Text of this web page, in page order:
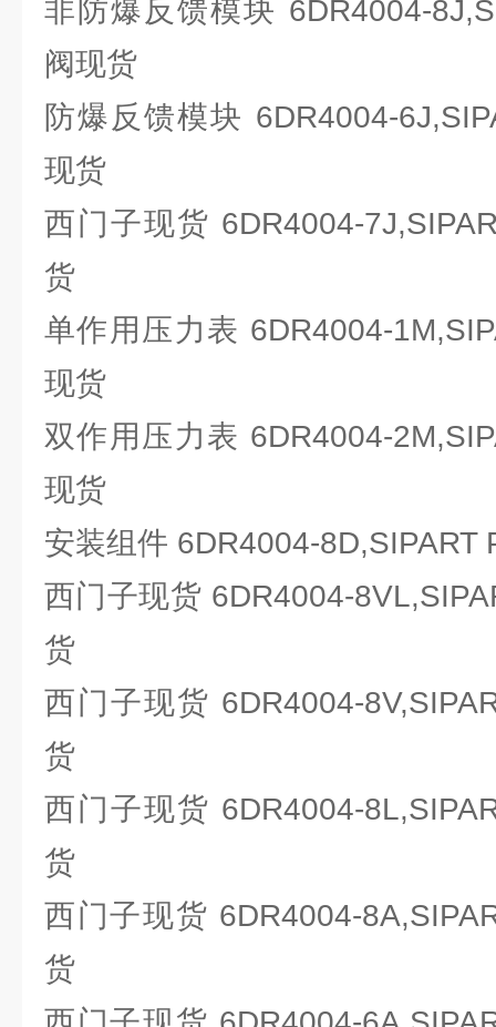
非防爆反馈模块 6DR4004-
阀现货
防爆反馈模块 6DR4004-
现货
西门子现货 6DR4004-
货
单作用压力表 6DR4004-
现货
双作用压力表 6DR4004-
现货
安装组件 6DR4004-
西门子现货 6DR4004-
货
西门子现货 6DR4004-
货
西门子现货 6DR4004-
货
西门子现货 6DR4004-
货